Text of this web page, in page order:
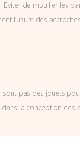
Eviter de mouiller les
l’usure des
sont pas des jouets
la conception des